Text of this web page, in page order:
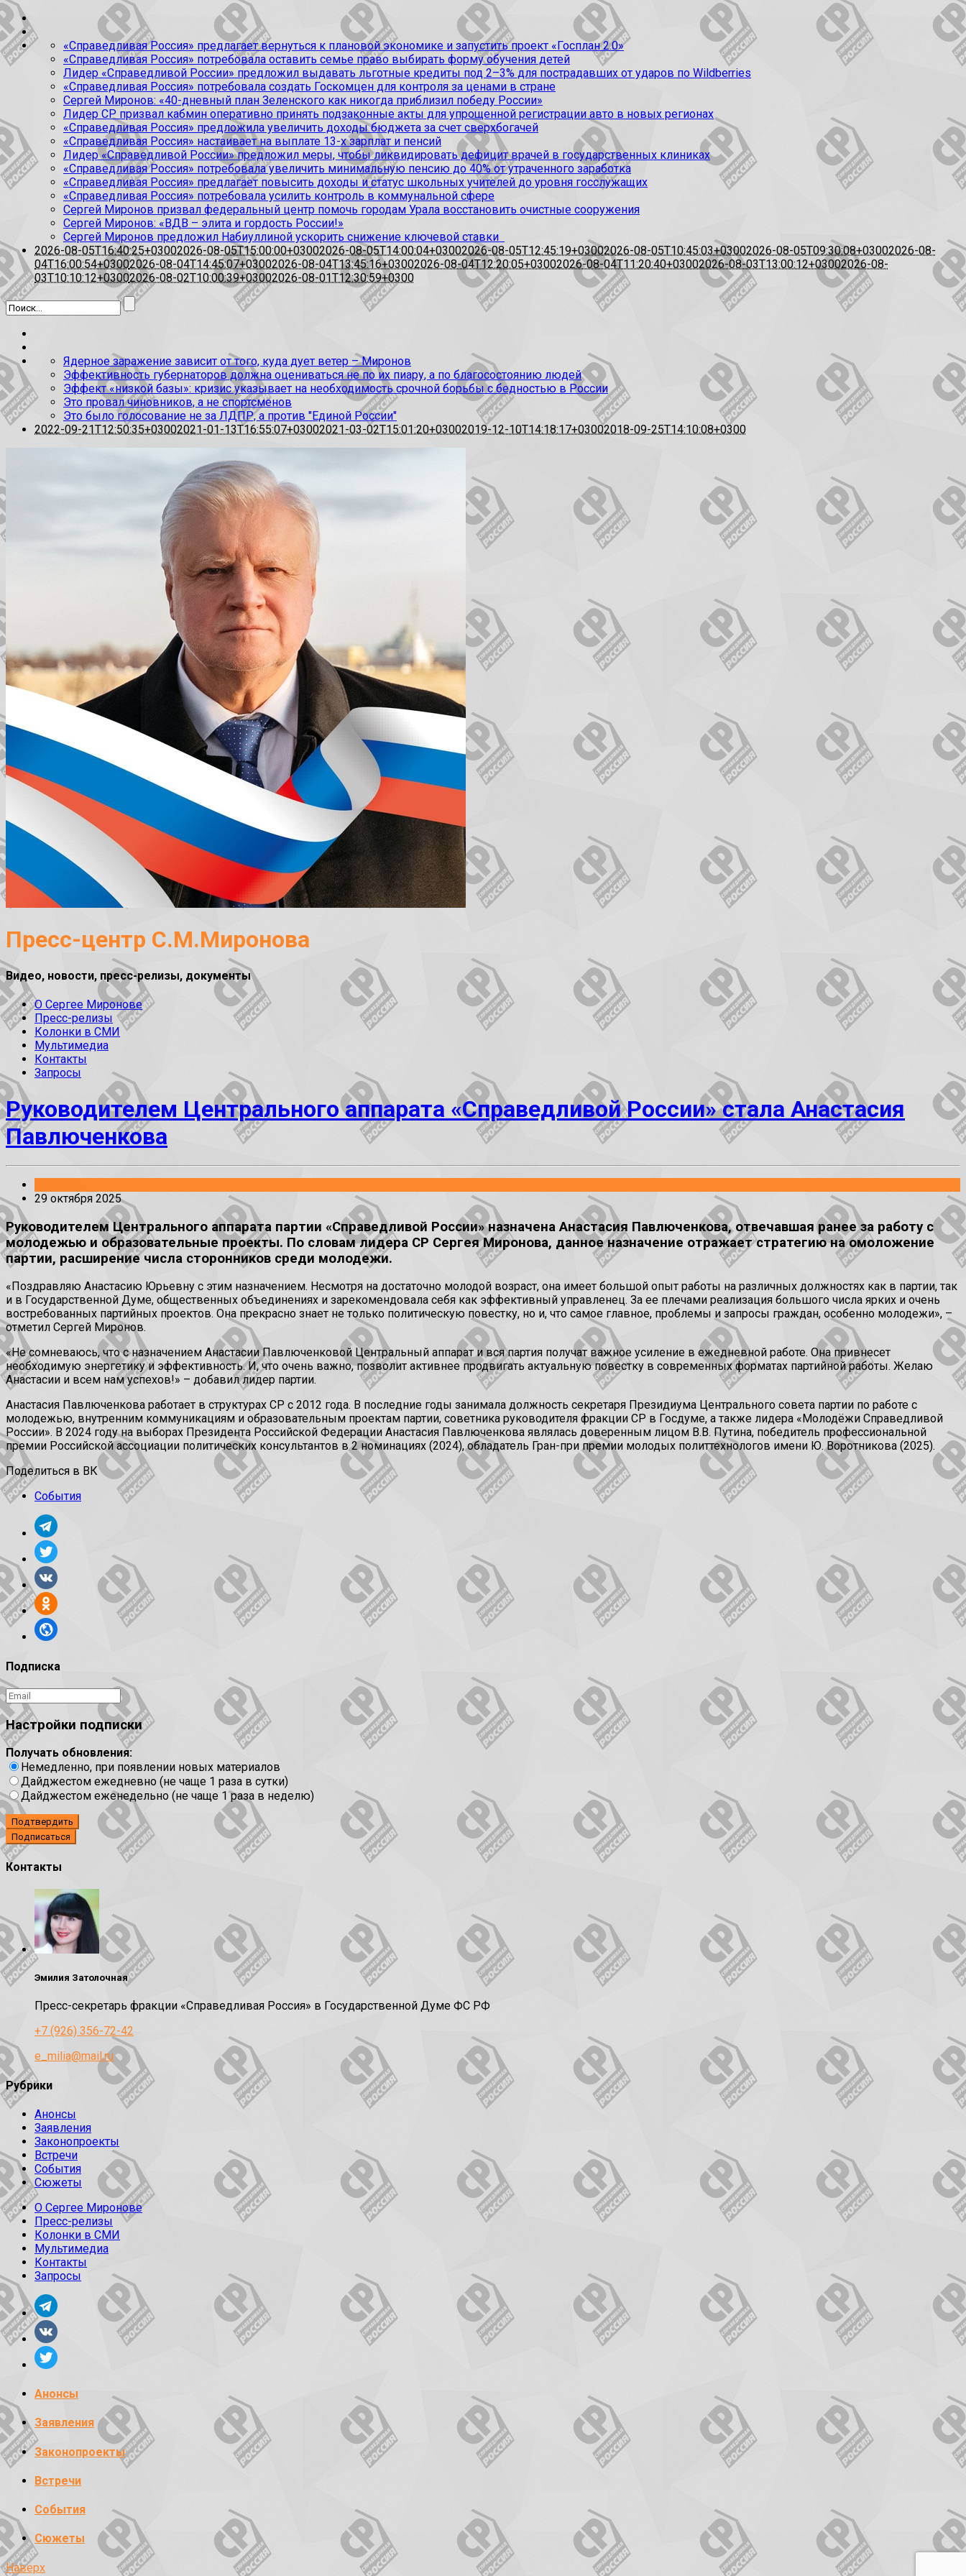
«Справедливая Россия» предлагает вернуться к плановой экономике и запустить проект «Госплан 2.0»
«Справедливая Россия» потребовала оставить семье право выбирать форму обучения детей
Лидер «Справедливой России» предложил выдавать льготные кредиты под 2–3% для пострадавших от ударов по Wildberries
«Справедливая Россия» потребовала создать Госкомцен для контроля за ценами в стране
Сергей Миронов: «40-дневный план Зеленского как никогда приблизил победу России»
Лидер СР призвал кабмин оперативно принять подзаконные акты для упрощенной регистрации авто в новых регионах
«Справедливая Россия» предложила увеличить доходы бюджета за счет сверхбогачей
«Справедливая Россия» настаивает на выплате 13-х зарплат и пенсий
Лидер «Справедливой России» предложил меры, чтобы ликвидировать дефицит врачей в государственных клиниках
«Справедливая Россия» потребовала увеличить минимальную пенсию до 40% от утраченного заработка
«Справедливая Россия» предлагает повысить доходы и статус школьных учителей до уровня госслужащих
«Справедливая Россия» потребовала усилить контроль в коммунальной сфере
Сергей Миронов призвал федеральный центр помочь городам Урала восстановить очистные сооружения
Сергей Миронов: «ВДВ – элита и гордость России!»
Сергей Миронов предложил Набиуллиной ускорить снижение ключевой ставки
2026-08-05T16:40:25+03002026-08-05T15:00:00+03002026-08-05T14:00:04+03002026-08-05T12:45:19+03002026-08-05T10:45:03+03002026-08-05T09:30:08+03002026-08-
04T16:00:54+03002026-08-04T14:45:07+03002026-08-04T13:45:16+03002026-08-04T12:20:05+03002026-08-04T11:20:40+03002026-08-03T13:00:12+03002026-08-
03T10:10:12+03002026-08-02T10:00:39+03002026-08-01T12:30:59+0300
Ядерное заражение зависит от того, куда дует ветер – Миронов
Эффективность губернаторов должна оцениваться не по их пиару, а по благосостоянию людей
Эффект «низкой базы»: кризис указывает на необходимость срочной борьбы с бедностью в России
Это провал чиновников, а не спортсменов
Это было голосование не за ЛДПР, а против "Единой России"
2022-09-21T12:50:35+03002021-01-13T16:55:07+03002021-03-02T15:01:20+03002019-12-10T14:18:17+03002018-09-25T14:10:08+0300
Пресс-центр С.М.Миронова
Видео, новости, пресс-релизы, документы
О Сергее Миронове
Пресс-релизы
Колонки в СМИ
Мультимедиа
Контакты
Запросы
Руководителем Центрального аппарата «Справедливой России» стала Анастасия
Павлюченкова
29 октября 2025
Руководителем Центрального аппарата партии «Справедливой России» назначена Анастасия Павлюченкова, отвечавшая ранее за работу с
молодежью и образовательные проекты. По словам лидера СР Сергея Миронова, данное назначение отражает стратегию на омоложение
партии, расширение числа сторонников среди молодежи.
«Поздравляю Анастасию Юрьевну с этим назначением. Несмотря на достаточно молодой возраст, она имеет большой опыт работы на различных должностях как в партии, так
и в Государственной Думе, общественных объединениях и зарекомендовала себя как эффективный управленец. За ее плечами реализация большого числа ярких и очень
востребованных партийных проектов. Она прекрасно знает не только политическую повестку, но и, что самое главное, проблемы и запросы граждан, особенно молодежи», –
отметил Сергей Миронов.
«Не сомневаюсь, что с назначением Анастасии Павлюченковой Центральный аппарат и вся партия получат важное усиление в ежедневной работе. Она привнесет
необходимую энергетику и эффективность. И, что очень важно, позволит активнее продвигать актуальную повестку в современных форматах партийной работы. Желаю
Анастасии и всем нам успехов!» – добавил лидер партии.
Анастасия Павлюченкова работает в структурах СР с 2012 года. В последние годы занимала должность секретаря Президиума Центрального совета партии по работе с
молодежью, внутренним коммуникациям и образовательным проектам партии, советника руководителя фракции СР в Госдуме, а также лидера «Молодёжи Справедливой
России». В 2024 году на выборах Президента Российской Федерации Анастасия Павлюченкова являлась доверенным лицом В.В. Путина, победитель профессиональной
премии Российской ассоциации политических консультантов в 2 номинациях (2024), обладатель Гран-при премии молодых политтехнологов имени Ю. Воротникова (2025).
Поделиться в ВК
События
Подписка
Настройки подписки
Получать обновления:
Немедленно, при появлении новых материалов
Дайджестом ежедневно (не чаще 1 раза в сутки)
Дайджестом еженедельно (не чаще 1 раза в неделю)
Подтвердить
Контакты
Эмилия Затолочная
Пресс-секретарь фракции «Справедливая Россия» в Государственной Думе ФС РФ
+7 (926) 356-72-42
e_milia@mail.ru
Рубрики
Анонсы
Заявления
Законопроекты
Встречи
События
Сюжеты
О Сергее Миронове
Пресс-релизы
Колонки в СМИ
Мультимедиа
Контакты
Запросы
Анонсы
Заявления
Законопроекты
Встречи
События
Сюжеты
Наверх